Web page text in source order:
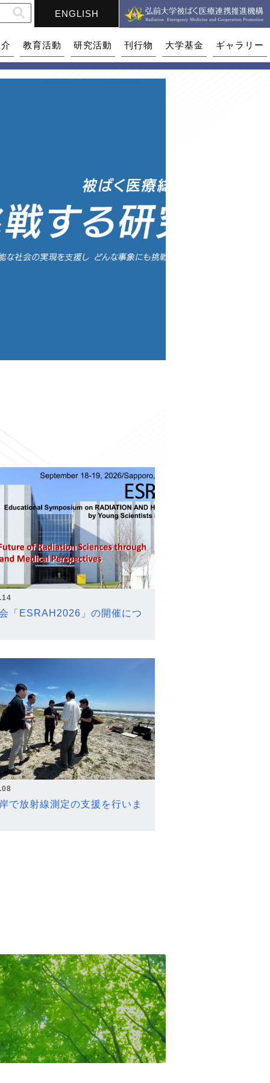
ENGLISH
教育活動 研究活動 刊行物 大学基金 ギャラリー
「ESRAH2026」の開催につ
で放射線測定の支援を行いま